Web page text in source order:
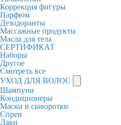
Коррекция фигуры
Парфюм
Дезодоранты
Массажные продукты
Масла для тела
СЕРТИФИКАТ
Наборы
Другое
Смотреть все
УХОД ДЛЯ ВОЛОС
Шампуни
Кондиционеры
Маски и сыворотки
Спреи
Лаки